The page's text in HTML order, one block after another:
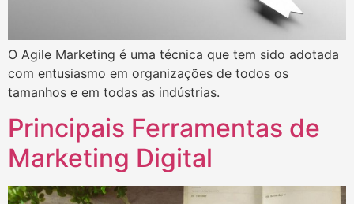
O Agile Marketing é uma técnica que tem sido adotada
com entusiasmo em organizações de todos os
tamanhos e em todas as indústrias.
Principais Ferramentas de
Marketing Digital